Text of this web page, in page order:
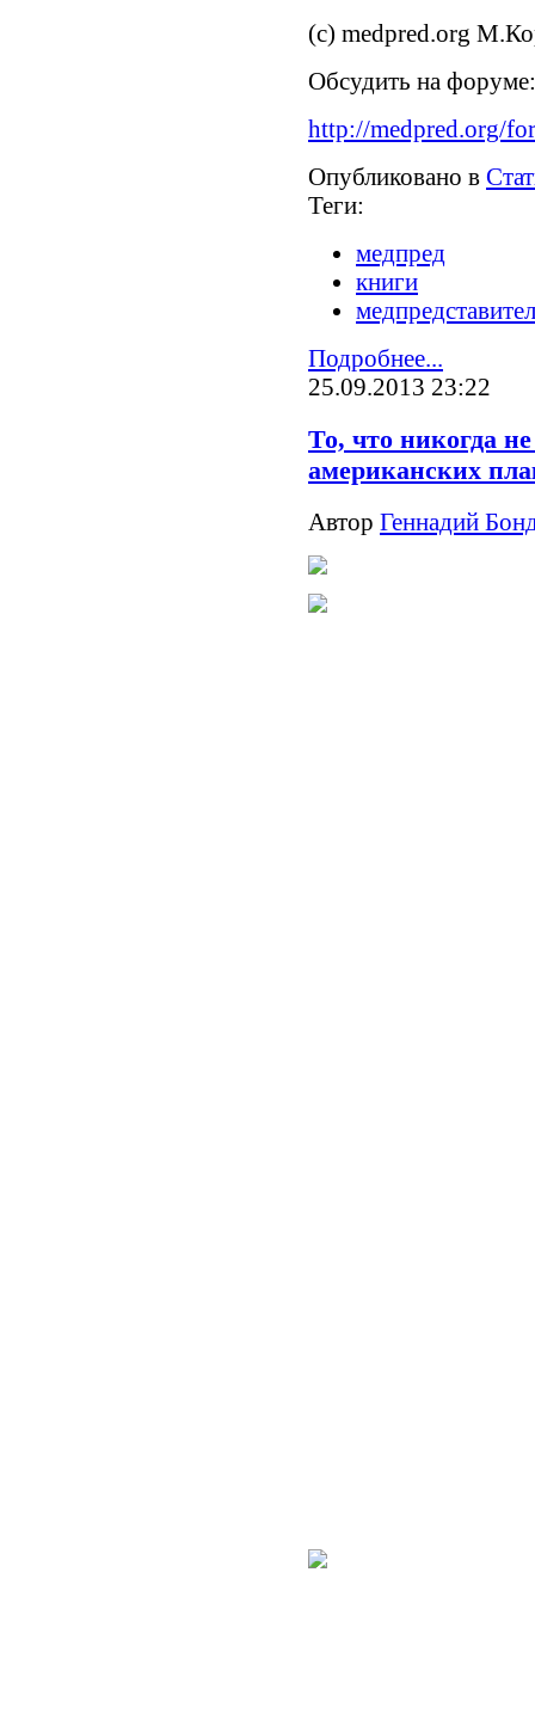
(c) medpred.org
Обсудить на форуме:
http://medpred.org/
Опубликовано в
Теги:
медпред
книги
Подробнее...
25.09.2013 23:22
То, что никогда
американских
Автор Геннадий